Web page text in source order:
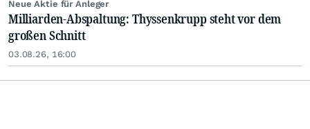
Neue Aktie für Anleger
Milliarden-Abspaltung: Thyssenkrupp steht vor dem
großen Schnitt
03.08.26, 16:00